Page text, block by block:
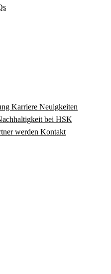
Karriere Neuigkeiten
bei HSK
werden Kontakt